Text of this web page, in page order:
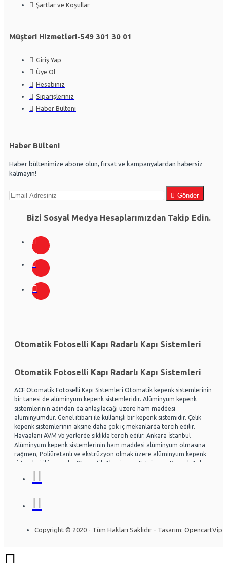
Şartlar ve Koşullar
Müşteri Hizmetleri-549 301 30 01
Giriş Yap
Üye Ol
Hesabınız
Siparişleriniz
Haber Bülteni
Haber Bülteni
Haber bültenimize abone olun, fırsat ve kampanyalardan habersiz
kalmayın!
Gönder
Bizi Sosyal Medya Hesaplarımızdan Takip Edin.
Otomatik Fotoselli Kapı Radarlı Kapı Sistemleri
Otomatik Fotoselli Kapı Radarlı Kapı Sistemleri
ACF Otomatik Fotoselli Kapı Sistemleri Otomatik kepenk sistemlerinin
bir tanesi de alüminyum kepenk sistemleridir. Alüminyum kepenk
sistemlerinin adından da anlaşılacağı üzere ham maddesi
alüminyumdur. Genel itibari ile kullanışlı bir kepenk sistemidir. Çelik
kepenk sistemlerinin aksine daha çok iç mekanlarda tercih edilir.
Havaalanı AVM vb yerlerde sıklıkla tercih edilir. Ankara İstanbul
Alüminyum kepenk sistemlerinin ham maddesi alüminyum olmasına
rağmen, Poliüretanlı ve ekstrüzyon olmak üzere alüminyum kepenk
sistemleri ikiye ayrılır. Otomatik Aluminyum Extrüzyon Kepenk Ankara
ve İstanbul başta olmak üzere Ülke genelinde hayli tercih
edilmektedir. Acf otomatik kapı sistemleri Otomatik kapı radarlı kapı,
ve Cephe sistemleri üzerine uzman ekip yapısıyla Montaj ve arıza
bakım onarım konusunda uzmandır. Ankara İstanbul Otomatik
Özel olarak tasarlanabilen sistemlerde mevcuttur. Kullanıcının
bir sorun olmadan yıllarca kullanılabilinir. Alüminyum kepenk
Copyright © 2020 - Tüm Hakları Saklıdır - Tasarım: OpencartVip